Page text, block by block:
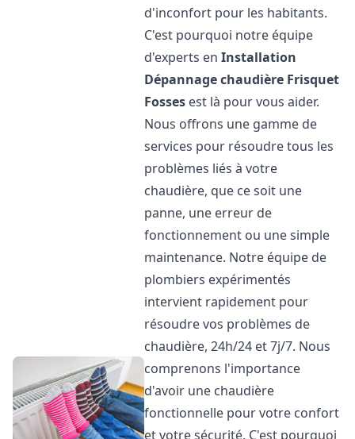
d'inconfort pour les habitants.
C'est pourquoi notre équipe
d'experts enInstallation
Dépannage chaudière Frisquet
Fosses est là pour vous aider.
Nous offrons une gamme de
services pour résoudre tous les
problèmes liés à votre
chaudière, que ce soit une
panne, une erreur de
fonctionnement ou une simple
maintenance. Notre équipe de
plombiers expérimentés
intervient rapidement pour
résoudre vos problèmes de
chaudière, 24h/24 et 7j/7. Nous
comprenons l'importance
d'avoir une chaudière
fonctionnelle pour votre confort
et votre sécurité. C'est pourquoi